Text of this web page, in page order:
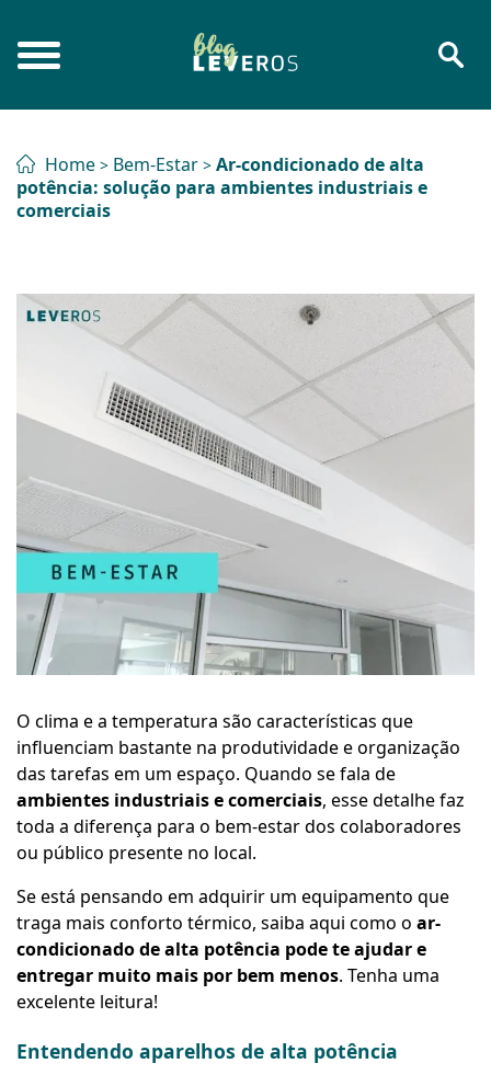
Home > Bem-Estar > Ar-condicionado de alta
potência: solução para ambientes industriais e
comerciais
O clima e a temperatura são características que
influenciam bastante na produtividade e organização
das tarefas em um espaço. Quando se fala de
ambientes industriais e comerciais, esse detalhe faz
toda a diferença para o bem-estar dos colaboradores
ou público presente no local.
Se está pensando em adquirir um equipamento que
traga mais conforto térmico, saiba aqui como o ar-
condicionado de alta potência pode te ajudar e
entregar muito mais por bem menos. Tenha uma
excelente leitura!
Entendendo aparelhos de alta potência